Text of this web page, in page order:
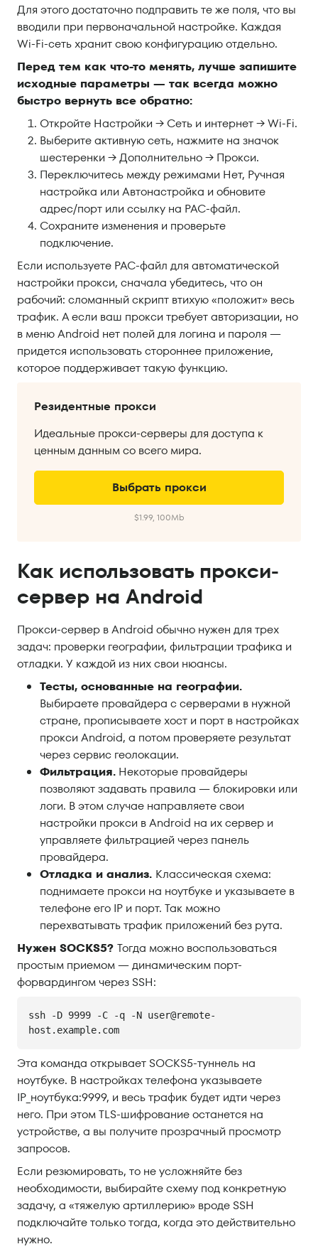
Для этого достаточно подправить те же поля, что вы
вводили при первоначальной настройке. Каждая
Wi-Fi-сеть хранит свою конфигурацию отдельно.
Перед тем как что-то менять, лучше запишите
исходные параметры — так всегда можно
быстро вернуть все обратно:
Откройте Настройки → Сеть и интернет → Wi-Fi.
Выберите активную сеть, нажмите на значок
шестеренки → Дополнительно → Прокси.
Переключитесь между режимами Нет, Ручная
настройка или Автонастройка и обновите
адрес/порт или ссылку на PAC-файл.
Сохраните изменения и проверьте
подключение.
Если используете PAC-файл для автоматической
настройки прокси, сначала убедитесь, что он
рабочий: сломанный скрипт втихую «положит» весь
трафик. А если ваш прокси требует авторизации, но
в меню Android нет полей для логина и пароля —
придется использовать стороннее приложение,
которое поддерживает такую функцию.
Резидентные прокси
Идеальные прокси-серверы для доступа к
ценным данным со всего мира.
Выбрать прокси
$1.99, 100Mb
Как использовать прокси-
сервер на Android
Прокси-сервер в Android обычно нужен для трех
задач: проверки географии, фильтрации трафика и
отладки. У каждой из них свои нюансы.
Тесты, основанные на географии.
Выбираете провайдера с серверами в нужной
стране, прописываете хост и порт в настройках
прокси Android, а потом проверяете результат
через сервис геолокации.
Фильтрация. Некоторые провайдеры
позволяют задавать правила — блокировки или
логи. В этом случае направляете свои
настройки прокси в Android на их сервер и
управляете фильтрацией через панель
провайдера.
Отладка и анализ. Классическая схема:
поднимаете прокси на ноутбуке и указываете в
телефоне его IP и порт. Так можно
перехватывать трафик приложений без рута.
Нужен SOCKS5? Тогда можно воспользоваться
простым приемом — динамическим порт-
форвардингом через SSH:
ssh -D 9999 -C -q -N user@remote-
host.example.com
Эта команда открывает SOCKS5-туннель на
ноутбуке. В настройках телефона указываете
IP_ноутбука:9999, и весь трафик будет идти через
него. При этом TLS-шифрование останется на
устройстве, а вы получите прозрачный просмотр
запросов.
Если резюмировать, то не усложняйте без
необходимости, выбирайте схему под конкретную
задачу, а «тяжелую артиллерию» вроде SSH
подключайте только тогда, когда это действительно
нужно.